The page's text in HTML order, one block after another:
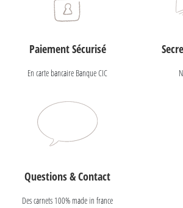
Paiement Sécurisé
En carte bancaire Banque CIC
Questions & Contact
Des carnets 100% made in france